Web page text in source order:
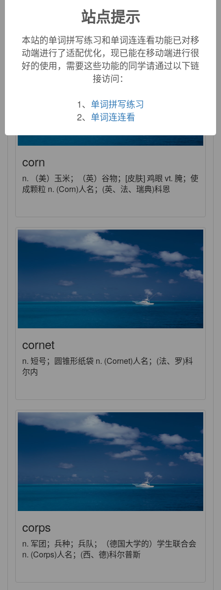
(Core)人名；(英)科尔；(西、意)科雷
corn
n. （美）玉米；（英）谷物；[皮肤] 鸡眼 vt. 腌；使
成颗粒 n. (Corn)人名；(英、法、瑞典)科恩
cornet
n. 短号；圆锥形纸袋 n. (Cornet)人名；(法、罗)科
尔内
corps
n. 军团；兵种；兵队；（德国大学的）学生联合会
n. (Corps)人名；(西、德)科尔普斯
站点提示
本站的单词拼写练习和单词连连看功能已对移
动端进行了适配优化，现已能在移动端进行很
好的使用，需要这些功能的同学请通过以下链
接访问：
1、 单词拼写练习
2、 单词连连看